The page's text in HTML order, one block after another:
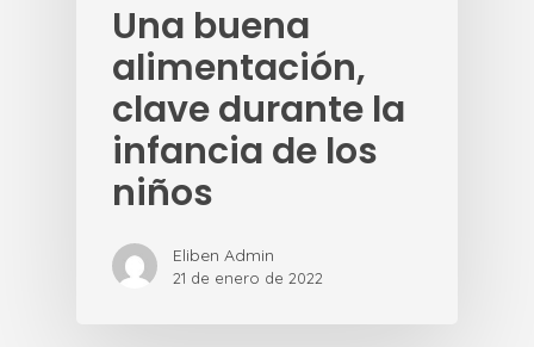
Una buena
alimentación,
clave durante la
infancia de los
niños
Eliben Admin
21 de enero de 2022